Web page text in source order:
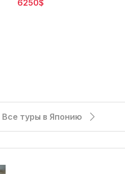
6250$
Все туры в Японию